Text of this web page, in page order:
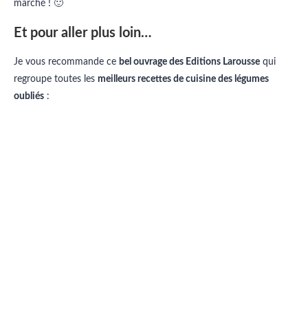
marché ! 🙂
Et pour aller plus loin…
Je vous recommande ce bel ouvrage des Editions Larousse qui
regroupe toutes les meilleurs recettes de cuisine des légumes
oubliés :